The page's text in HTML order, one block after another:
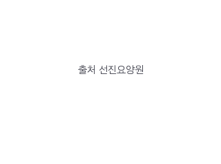
출처 선진요양원